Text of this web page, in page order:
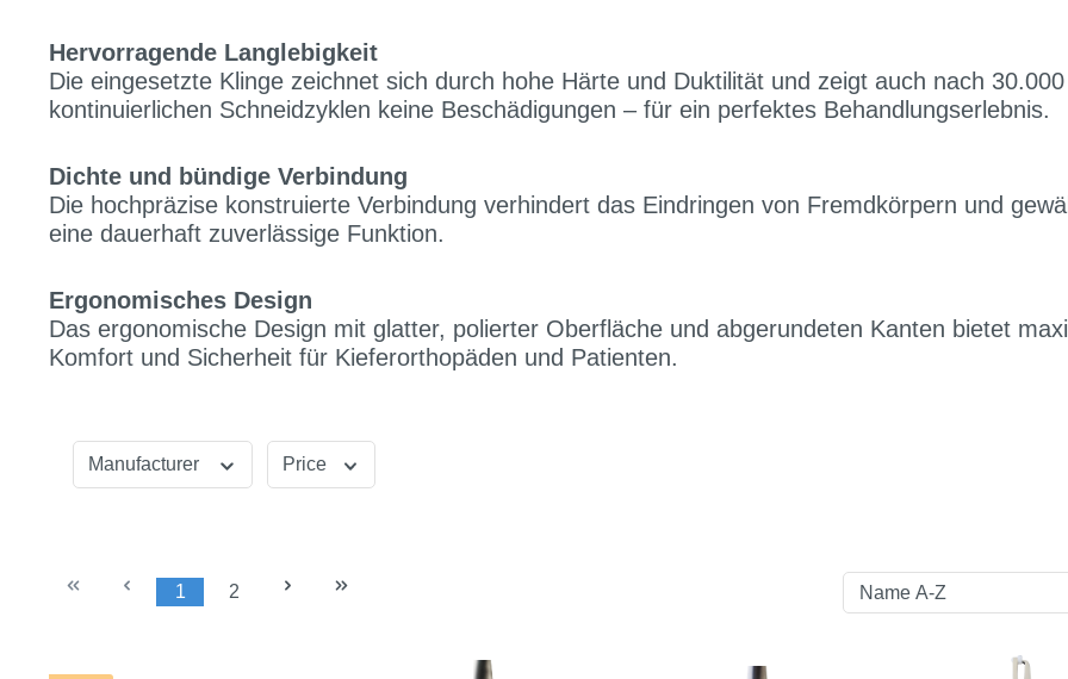
Hervorragende Langlebigkeit
Die eingesetzte Klinge zeichnet sich durch hohe Härte und Duktilität und zeigt auch nach 30.000
kontinuierlichen Schneidzyklen keine Beschädigungen – für ein perfektes Behandlungserlebnis.
Dichte und bündige Verbindung
Die hochpräzise konstruierte Verbindung verhindert das Eindringen von Fremdkörpern und
eine dauerhaft zuverlässige Funktion.
Ergonomisches Design
Das ergonomische Design mit glatter, polierter Oberfläche und abgerundeten Kanten bietet
Komfort und Sicherheit für Kieferorthopäden und Patienten.
Manufacturer Price
Page
1
Page
2